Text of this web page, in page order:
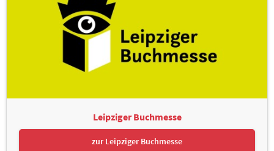
Leipziger Buchmesse
zur Leipziger Buchmesse